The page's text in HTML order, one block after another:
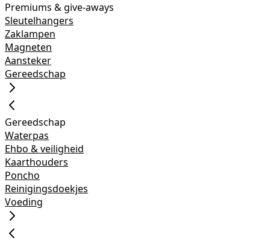
Premiums & give-aways
Sleutelhangers
Zaklampen
Magneten
Aansteker
Gereedschap
Gereedschap
Waterpas
Ehbo & veiligheid
Kaarthouders
Poncho
Reinigingsdoekjes
Voeding